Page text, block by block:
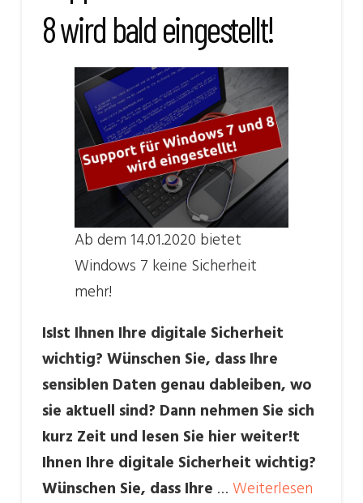
8 wird bald eingestellt!
Ab dem 14.01.2020 bietet
Windows 7 keine Sicherheit
mehr!
IsIst Ihnen Ihre digitale Sicherheit
wichtig? Wünschen Sie, dass Ihre
sensiblen Daten genau dableiben, wo
sie aktuell sind? Dann nehmen Sie sich
kurz Zeit und lesen Sie hier weiter!t
Ihnen Ihre digitale Sicherheit wichtig?
Wünschen Sie, dass Ihre … Weiterlesen